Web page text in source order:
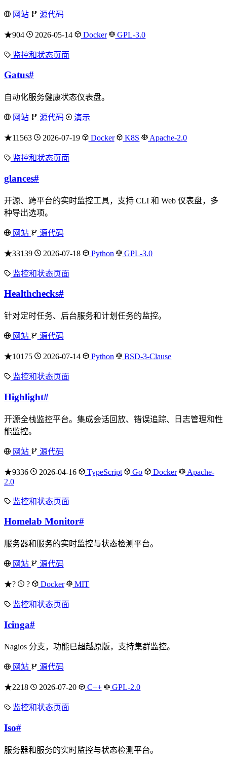
网站 源代码
★904 2026-05-14 Docker GPL-3.0
监控和状态页面
Gatus#
自动化服务健康状态仪表盘。
网站 源代码 演示
★11563 2026-07-19 Docker K8S Apache-2.0
监控和状态页面
glances#
开源、跨平台的实时监控工具，支持 CLI 和 Web 仪表盘，多
种导出选项。
网站 源代码
★33139 2026-07-18 Python GPL-3.0
监控和状态页面
Healthchecks#
针对定时任务、后台服务和计划任务的监控。
网站 源代码
★10175 2026-07-14 Python BSD-3-Clause
监控和状态页面
Highlight#
开源全栈监控平台。集成会话回放、错误追踪、日志管理和性
能监控。
网站 源代码
★9336 2026-04-16 TypeScript Go Docker
Apache-
2.0
监控和状态页面
Homelab Monitor#
服务器和服务的实时监控与状态检测平台。
网站 源代码
★? ? Docker MIT
监控和状态页面
Icinga#
Nagios 分支，功能已超越原版，支持集群监控。
网站 源代码
★2218 2026-07-20 C++ GPL-2.0
监控和状态页面
Iso#
服务器和服务的实时监控与状态检测平台。